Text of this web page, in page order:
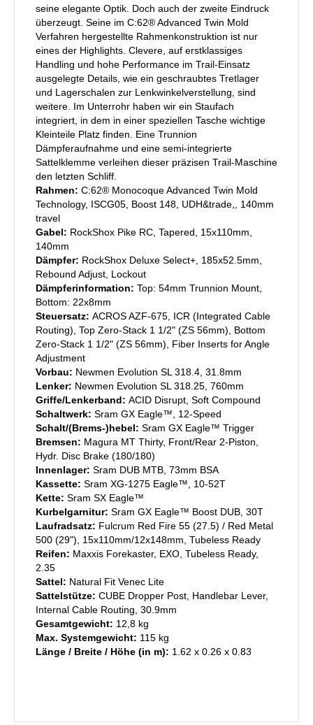
seine elegante Optik. Doch auch der zweite Eindruck
überzeugt. Seine im C:62® Advanced Twin Mold
Verfahren hergestellte Rahmenkonstruktion ist nur
eines der Highlights. Clevere, auf erstklassiges
Handling und hohe Performance im Trail-Einsatz
ausgelegte Details, wie ein geschraubtes Tretlager
und Lagerschalen zur Lenkwinkelverstellung, sind
weitere. Im Unterrohr haben wir ein Staufach
integriert, in dem in einer speziellen Tasche wichtige
Kleinteile Platz finden. Eine Trunnion
Dämpferaufnahme und eine semi-integrierte
Sattelklemme verleihen dieser präzisen Trail-Maschine
den letzten Schliff.
Rahmen: C:62® Monocoque Advanced Twin Mold
Technology, ISCG05, Boost 148, UDH&trade,, 140mm
travel
Gabel: RockShox Pike RC, Tapered, 15x110mm,
140mm
Dämpfer: RockShox Deluxe Select+, 185x52.5mm,
Rebound Adjust, Lockout
Dämpferinformation: Top: 54mm Trunnion Mount,
Bottom: 22x8mm
Steuersatz: ACROS AZF-675, ICR (Integrated Cable
Routing), Top Zero-Stack 1 1/2" (ZS 56mm), Bottom
Zero-Stack 1 1/2" (ZS 56mm), Fiber Inserts for Angle
Adjustment
Vorbau: Newmen Evolution SL 318.4, 31.8mm
Lenker: Newmen Evolution SL 318.25, 760mm
Griffe/Lenkerband: ACID Disrupt, Soft Compound
Schaltwerk: Sram GX Eagle™, 12-Speed
Schalt/(Brems-)hebel: Sram GX Eagle™ Trigger
Bremsen: Magura MT Thirty, Front/Rear 2-Piston,
Hydr. Disc Brake (180/180)
Innenlager: Sram DUB MTB, 73mm BSA
Kassette: Sram XG-1275 Eagle™, 10-52T
Kette: Sram SX Eagle™
Kurbelgarnitur: Sram GX Eagle™ Boost DUB, 30T
Laufradsatz: Fulcrum Red Fire 55 (27.5) / Red Metal
500 (29"), 15x110mm/12x148mm, Tubeless Ready
Reifen: Maxxis Forekaster, EXO, Tubeless Ready,
2.35
Sattel: Natural Fit Venec Lite
Sattelstütze: CUBE Dropper Post, Handlebar Lever,
Internal Cable Routing, 30.9mm
Gesamtgewicht: 12,8 kg
Max. Systemgewicht: 115 kg
Länge / Breite / Höhe (in m): 1.62 x 0.26 x 0.83